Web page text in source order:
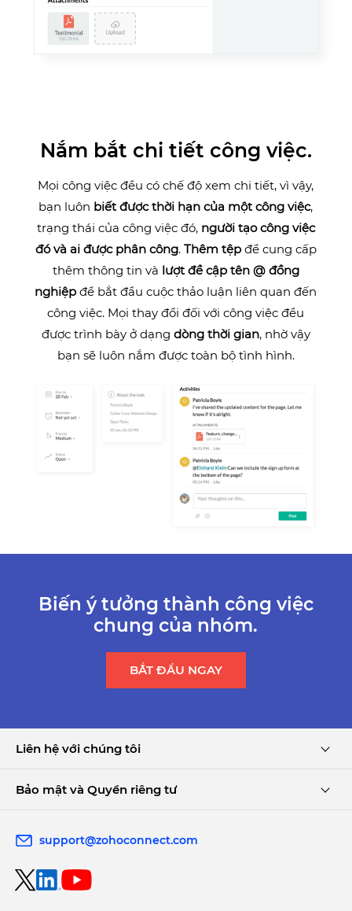
Nắm bắt chi tiết công việc.
Mọi công việc đều có chế độ xem chi tiết, vì vậy,
bạn luôn biết được thời hạn của một công việc,
trạng thái của công việc đó, người tạo công việc
đó và ai được phân công. Thêm tệpđể cung cấp
thêm thông tin và lượt đề cập tên @ đồng
nghiệp để bắt đầu cuộc thảo luận liên quan đến
công việc. Mọi thay đổi đối với công việc đều
được trình bày ở dạng dòng thời gian, nhờ vậy
bạn sẽ luôn nắm được toàn bộ tình hình.
Biến ý tưởng thành công việc
chung của nhóm.
BẮT ĐẦU NGAY
Liên hệ với chúng tôi
Bảo mật và Quyền riêng tư
support@zohoconnect.com